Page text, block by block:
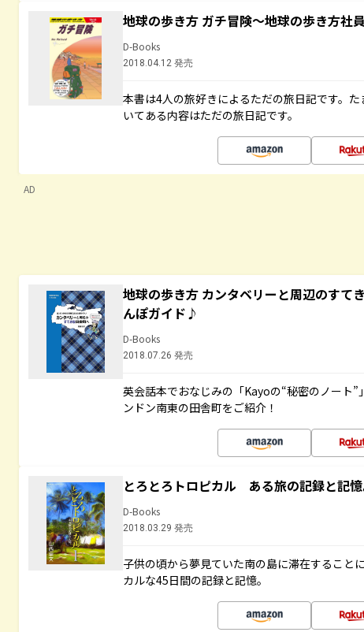
地球の歩き方 ガチ冒険～地球の歩き方社
D-Books
2018.04.12 発売
本書は4人の旅好きによるただの旅日記です。
いてある内容はただの旅日記です。
AD
地球の歩き方 カンタベリーと周辺のすて
んぽガイド♪
D-Books
2018.07.26 発売
英会話本でおなじみの「Kayoの“秘密のノート
ンドン南東の田舎町をご紹介！
とろとろトロピカル ある旅の記録と記
D-Books
2018.03.29 発売
子供の頃から夢見ていた南の島に滞在すること
カルな45日間の記録と記憶。